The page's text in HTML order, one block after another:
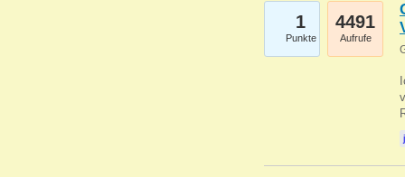
1
Punkte
4491
Aufrufe